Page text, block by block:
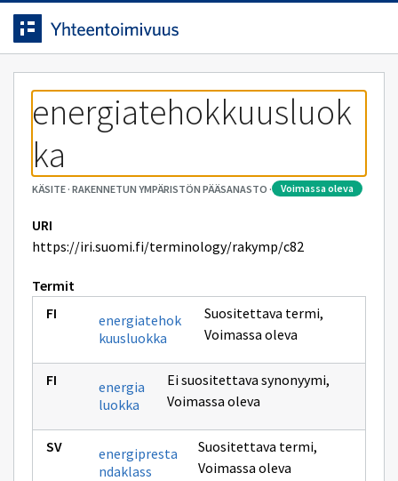
Siirrytty
sivulle
Siirry suoraan sisältöön.
energiatehokkuusluok
ka
KÄSITE· RAKENNETUN YMPÄRISTÖN PÄÄSANASTO · voimassa oleva
URI
https://iri.suomi.fi/terminology/rakymp/c82
Termit
energiatehok
kuusluokka
Suositettava termi,
Voimassa oleva
energia
luokka
Ei suositettava synonyymi,
Voimassa oleva
energipresta
ndaklass
Suositettava termi,
Voimassa oleva